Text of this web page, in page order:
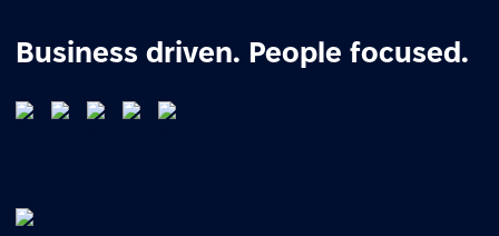
Business driven. People focused.